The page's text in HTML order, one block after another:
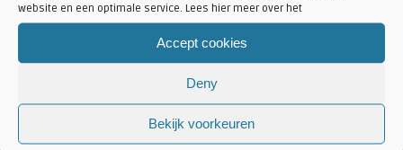
website en een optimale service. Lees hier meer over het
Accept cookies
Deny
Bekijk voorkeuren
Bulgarije wint Eurovisie
Songfestival 2026,
Nederland ontbreekt
Festivalseizoen 2026 trapt
af met REBiRTH Festival